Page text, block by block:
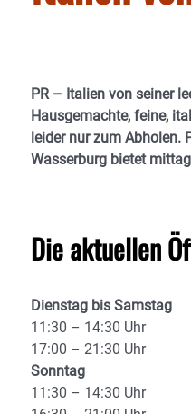
PR – Italien von seiner
Hausgemachte, feine,
leider nur zum Abholen.
Wasserburg bietet
Die aktuellen
Dienstag bis Samstag
11:30 – 14:30 Uhr
17:00 – 21:30 Uhr
Sonntag
11:30 – 14:30 Uhr